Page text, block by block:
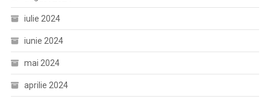
iulie 2024
iunie 2024
mai 2024
aprilie 2024